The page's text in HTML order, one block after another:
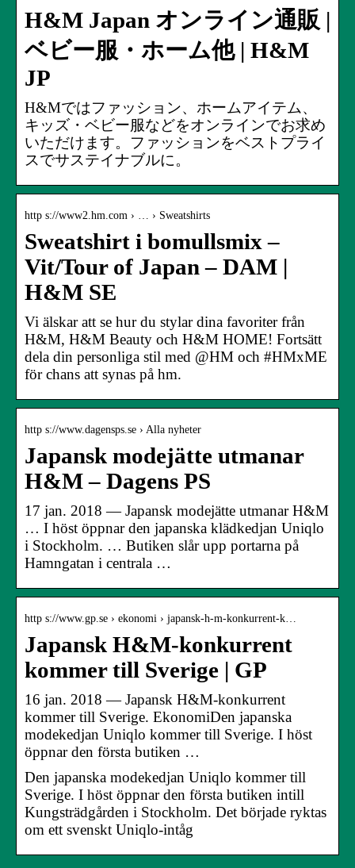
H&M Japan オンライン通販 |
ベビー服・ホーム他 | H&M
JP
H&Mではファッション、ホームアイテム、
キッズ・ベビー服などをオンラインでお求め
いただけます。ファッションをベストプライ
スでサステイナブルに。
http s://www2.hm.com › … › Sweatshirts
Sweatshirt i bomullsmix –
Vit/Tour of Japan – DAM |
H&M SE
Vi älskar att se hur du stylar dina favoriter från
H&M, H&M Beauty och H&M HOME! Fortsätt
dela din personliga stil med @HM och #HMxME
för chans att synas på hm.
http s://www.dagensps.se › Alla nyheter
Japansk modejätte utmanar
H&M – Dagens PS
17 jan. 2018 — Japansk modejätte utmanar H&M
… I höst öppnar den japanska klädkedjan Uniqlo
i Stockholm. … Butiken slår upp portarna på
Hamngatan i centrala …
http s://www.gp.se › ekonomi › japansk-h-m-konkurrent-k…
Japansk H&M-konkurrent
kommer till Sverige | GP
16 jan. 2018 — Japansk H&M-konkurrent
kommer till Sverige. EkonomiDen japanska
modekedjan Uniqlo kommer till Sverige. I höst
öppnar den första butiken …
Den japanska modekedjan Uniqlo kommer till
Sverige. I höst öppnar den första butiken intill
Kungsträdgården i Stockholm. Det började ryktas
om ett svenskt Uniqlo-intåg